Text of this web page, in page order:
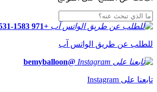
+971 58-531-1583
للطلب عن طريق الواتس آب
@bemyballoon
تابعنا على Instagram